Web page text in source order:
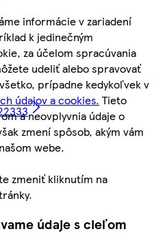
informácie v zariadení
k jedinečným
za účelom spracúvania
udeliť alebo spravovať
prípadne kedykoľvek v
údajov a cookies. Tieto
a neovplyvnia údaje o
zmení spôsob, akým vám
webe.
zmeniť kliknutím na
údaje s cieľom